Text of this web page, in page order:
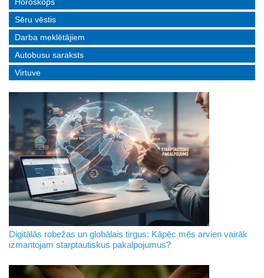
Sēru vēstis
Darba meklētājiem
Autobusu saraksts
Virtuve
Digitālās robežas un globālais tirgus: Kāpēc mēs arvien vairāk
izmantojam starptautiskus pakalpojumus?